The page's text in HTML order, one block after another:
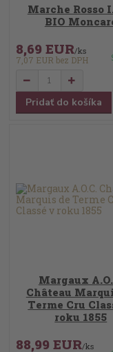
Marche Rosso
BIO
8,69 EUR/ks
7,07 EUR bez DPH
Pridať do košíka
Margaux
Château
Terme Cru
roku 1855
88,99 EUR/ks